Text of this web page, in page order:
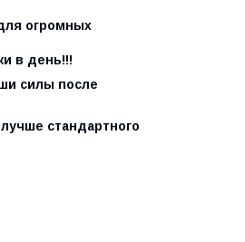
огромных
в день!!!
силы после
стандартного